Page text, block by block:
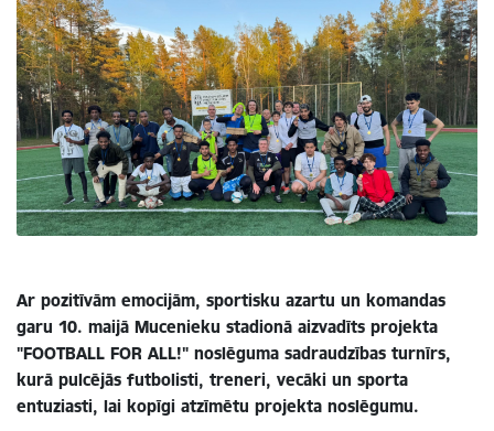
Ar pozitīvām emocijām, sportisku azartu un komandas
garu 10. maijā Mucenieku stadionā aizvadīts projekta
"FOOTBALL FOR ALL!" noslēguma sadraudzības turnīrs,
kurā pulcējās futbolisti, treneri, vecāki un sporta
entuziasti, lai kopīgi atzīmētu projekta noslēgumu.